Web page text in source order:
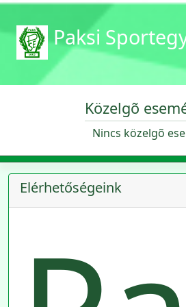
Paksi
Közelgõ
Nincs közelgõ
Elérhetőségeink